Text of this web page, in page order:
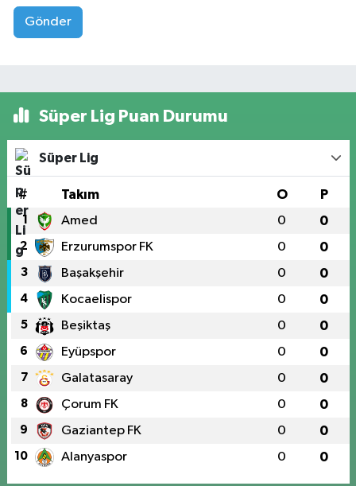
Gönder
Süper Lig Puan Durumu
Süper Lig
# Takım O P
1 Amed 0 0
2 Erzurumspor FK 0 0
3 Başakşehir 0 0
4 Kocaelispor 0 0
5 Beşiktaş 0 0
6 Eyüpspor 0 0
7 Galatasaray 0 0
8 Çorum FK 0 0
9 Gaziantep FK 0 0
10 Alanyaspor 0 0